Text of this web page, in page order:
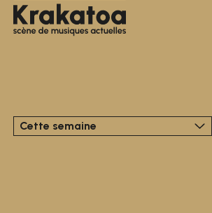
Cette semaine